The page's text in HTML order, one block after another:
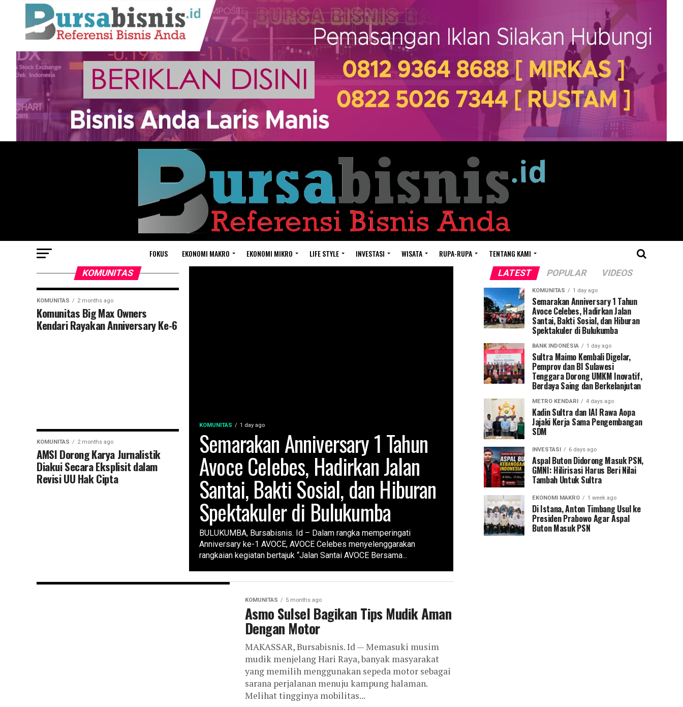
FOKUS EKONOMI MAKRO EKONOMI MIKRO LIFE STYLE INVESTASI WISATA RUPA-RUPA TENTANG KAMI
KOMUNITAS 1 day ago
Semarakan Anniversary 1 Tahun
Avoce Celebes, Hadirkan Jalan
Santai, Bakti Sosial, dan Hiburan
Spektakuler di Bulukumba
BULUKUMBA, Bursabisnis. Id – Dalam rangka memperingati
Anniversary ke-1 AVOCE, AVOCE Celebes menyelenggarakan
rangkaian kegiatan bertajuk “Jalan Santai AVOCE Bersama...
KOMUNITAS
KOMUNITAS 2 months ago
Komunitas Big Max Owners
Kendari Rayakan Anniversary Ke-6
KOMUNITAS 2 months ago
AMSI Dorong Karya Jurnalistik
Diakui Secara Eksplisit dalam
Revisi UU Hak Cipta
KOMUNITAS 5 months ago
Asmo Sulsel Bagikan Tips Mudik Aman
Dengan Motor
MAKASSAR, Bursabisnis. Id — Memasuki musim
mudik menjelang Hari Raya, banyak masyarakat
yang memilih menggunakan sepeda motor sebagai
sarana perjalanan menuju kampung halaman.
Melihat tingginya mobilitas...
LATEST POPULAR VIDEOS
KOMUNITAS 1 day ago
Semarakan Anniversary 1 Tahun
Avoce Celebes, Hadirkan Jalan
Santai, Bakti Sosial, dan Hiburan
Spektakuler di Bulukumba
BANK INDONESIA 1 day ago
Sultra Maimo Kembali Digelar,
Pemprov dan BI Sulawesi
Tenggara Dorong UMKM Inovatif,
Berdaya Saing dan Berkelanjutan
METRO KENDARI 4 days ago
Kadin Sultra dan IAI Rawa Aopa
Jajaki Kerja Sama Pengembangan
SDM
INVESTASI 6 days ago
Aspal Buton Didorong Masuk PSN,
GMNI: Hilirisasi Harus Beri Nilai
Tambah Untuk Sultra
EKONOMI MAKRO 1 week ago
Di Istana, Anton Timbang Usul ke
Presiden Prabowo Agar Aspal
Buton Masuk PSN